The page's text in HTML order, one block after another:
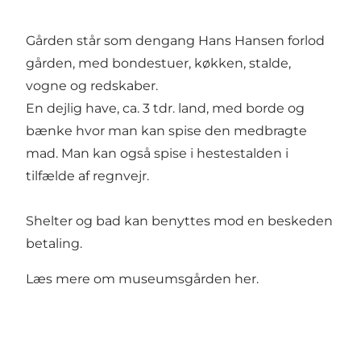
Gården står som dengang Hans Hansen forlod
gården, med bondestuer, køkken, stalde,
vogne og redskaber.
En dejlig have, ca. 3 tdr. land, med borde og
bænke hvor man kan spise den medbragte
mad. Man kan også spise i hestestalden i
tilfælde af regnvejr.
Shelter og bad kan benyttes mod en beskeden
betaling.
Læs mere om museumsgården her.